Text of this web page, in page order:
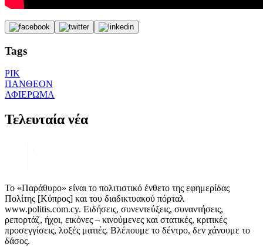
Tags
ΡΙΚ
ΠΑΝΘΕΟΝ
ΑΦΙΕΡΩΜΑ
Τελευταία νέα
Το «Παράθυρο» είναι το πολιτιστικό ένθετο της εφημερίδας
Πολίτης [Κύπρος] και του διαδικτυακού πόρταλ
www.politis.com.cy. Ειδήσεις, συνεντεύξεις, συναντήσεις,
ρεπορτάζ, ήχοι, εικόνες – κινούμενες και στατικές, κριτικές
προσεγγίσεις, λοξές ματιές. Βλέπουμε το δέντρο, δεν χάνουμε το
δάσος.